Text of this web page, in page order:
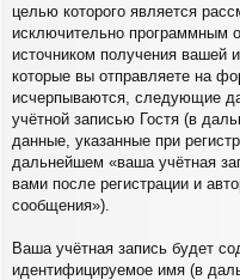
целью которого является
исключительно программным
источником получения вашей
которые вы отправляете на
исчерпываются, следующие
учётной записью Гостя (в
данные, указанные при
дальнейшем «ваша учётная
вами после регистрации и
сообщения»).
Ваша учётная запись будет
идентифицируемое имя (в